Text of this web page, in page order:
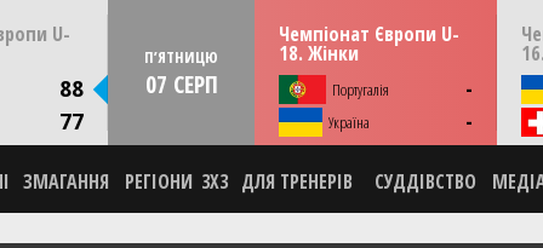
U-
88
77
22:00
ПʼЯТНИЦЮ
07 СЕРП
Чемпіонат Європи U-
18. Жінки
Португалія -
Україна -
ПʼЯТНИЦЮ 07 серпня 13:30
Тулча, Румунія
ЗМАГАННЯ РЕГІОНИ 3X3 ДЛЯ ТРЕНЕРІВ СУДДІВСТВО